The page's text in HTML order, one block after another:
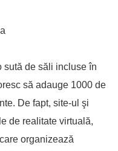
sută de săli incluse în
să adauge 1000 de
De fapt, site-ul şi
de realitate virtuală,
organizează